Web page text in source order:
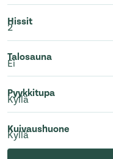
Hissit
2
Talosauna
Ei
Pyykkitupa
Kyllä
Kuivaushuone
Kyllä